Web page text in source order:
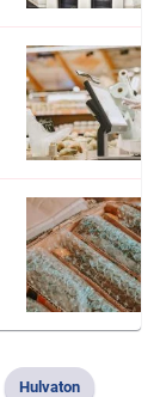
Hulvaton